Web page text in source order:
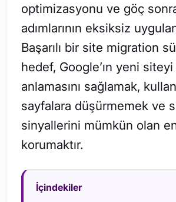
optimizasyonu ve göç
adımlarının eksiksiz
Başarılı bir site migration
hedef, Google’ın yeni siteyi
anlamasını sağlamak,
sayfalara düşürmemek ve
sinyallerini mümkün olan
korumaktır.
İçindekiler